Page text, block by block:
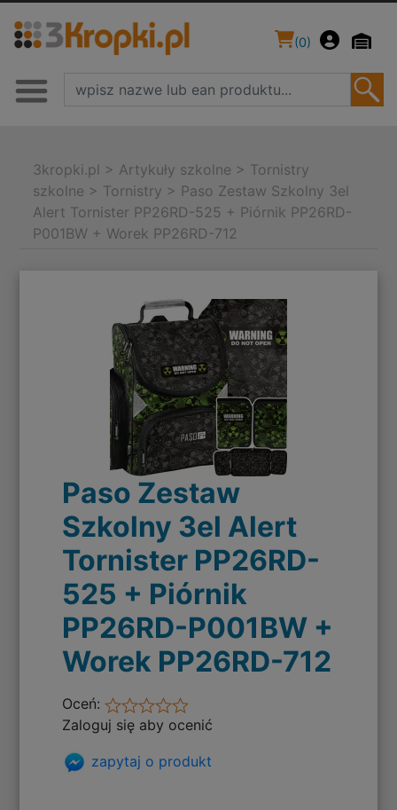
(0)
3kropki.pl > Artykuły szkolne > Tornistry
szkolne > Tornistry > Paso Zestaw Szkolny 3el
Alert Tornister PP26RD-525 + Piórnik PP26RD-
P001BW + Worek PP26RD-712
Paso Zestaw
Szkolny 3el Alert
Tornister PP26RD-
525 + Piórnik
PP26RD-P001BW +
Worek PP26RD-712
Oceń:
Zaloguj się aby ocenić
zapytaj o produkt